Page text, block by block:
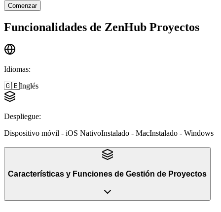
Comenzar
Funcionalidades de ZenHub Proyectos
Idiomas:
🇬🇧Inglés
Despliegue:
Dispositivo móvil - iOS NativoInstalado - MacInstalado - Windows
Características y Funciones de Gestión de Proyectos